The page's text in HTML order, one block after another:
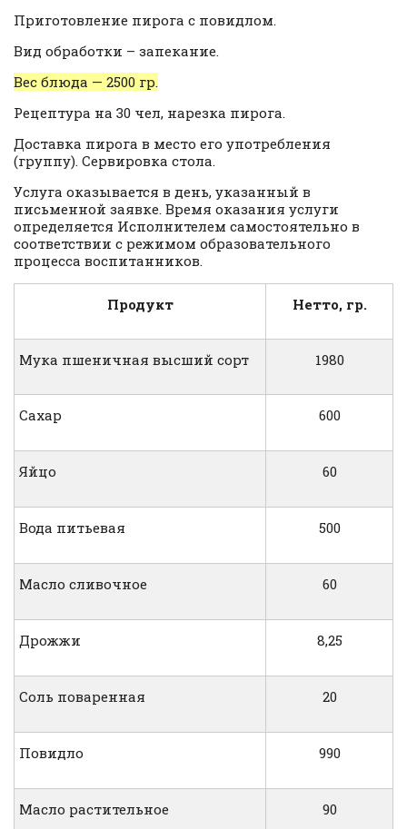
Приготовление пирога с повидлом.
Вид обработки – запекание.
Вес блюда — 2500 гр.
Рецептура на 30 чел, нарезка пирога.
Доставка пирога в место его употребления
(группу). Сервировка стола.
Услуга оказывается в день, указанный в
письменной заявке. Время оказания услуги
определяется Исполнителем самостоятельно в
соответствии с режимом образовательного
процесса воспитанников.
Продукт Нетто, гр.
Мука пшеничная высший сорт 1980
Сахар 600
Яйцо 60
Вода питьевая 500
Масло сливочное 60
Дрожжи 8,25
Соль поваренная 20
Повидло 990
Масло растительное 90